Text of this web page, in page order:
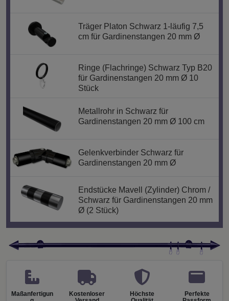
Träger Platon Schwarz 1-läufig 7,5
cm für Gardinenstangen 20 mm Ø
Ringe (Flachringe) Schwarz Typ B20
für Gardinenstangen 20 mm Ø 10
Stück
Metallrohr in Schwarz für
Gardinenstangen 20 mm Ø 100 cm
Gelenkverbinder Schwarz für
Gardinenstangen 20 mm Ø
Endstücke Mavell (Zylinder) Chrom /
Schwarz für Gardinenstangen 20 mm
Ø (2 Stück)
Maßanfertigun
Kostenloser
Höchste
Perfekte